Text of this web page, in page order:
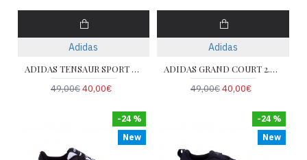
Adidas
ADIDAS TENSAUR SPORT 2 GW6425
49,00€40,00€
Adidas
ADIDAS GRAND COURT 2.0 K GY2578
49,00€40,00€
New
-24 %
New
-24 %